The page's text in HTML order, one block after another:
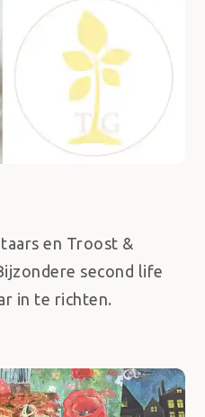
en Troost &
second life
in te richten.